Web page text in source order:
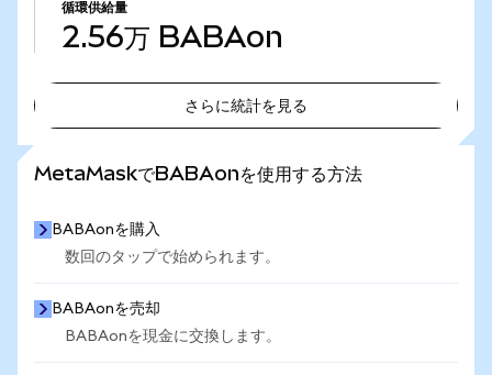
循環供給量
2.56万 BABAon
さらに統計を見る
MetaMaskでBABAonを使用する方法
BABAonを購入
数回のタップで始められます。
BABAonを売却
BABAonを現金に交換します。